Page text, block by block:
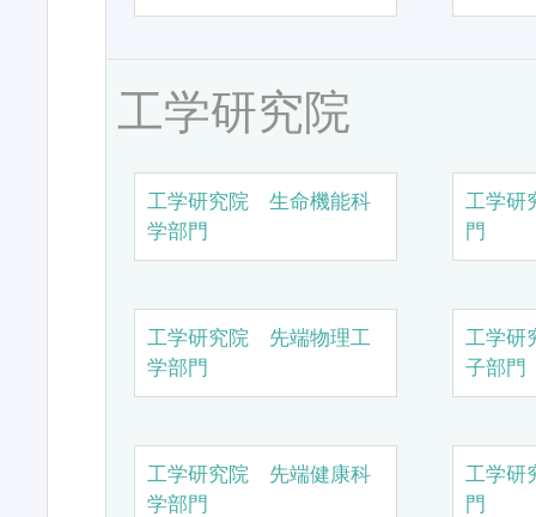
工学研究院
工学研究院 生命機能科
学部門
工学研
門
工学研究院 先端物理工
学部門
工学研
子部門
工学研究院 先端健康科
学部門
工学研
門